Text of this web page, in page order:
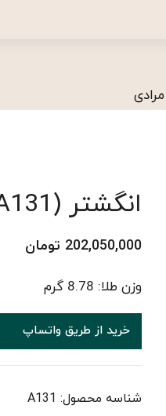
انگشتر (A131)
202,050,000 تومان
وزن طلا: 8.78 گرم
خرید از طریق واتساپ
شناسه محصول: A131